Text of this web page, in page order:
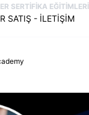
SERTİFİKA EĞİTİMLERİ
SATIŞ - İLETİŞİM